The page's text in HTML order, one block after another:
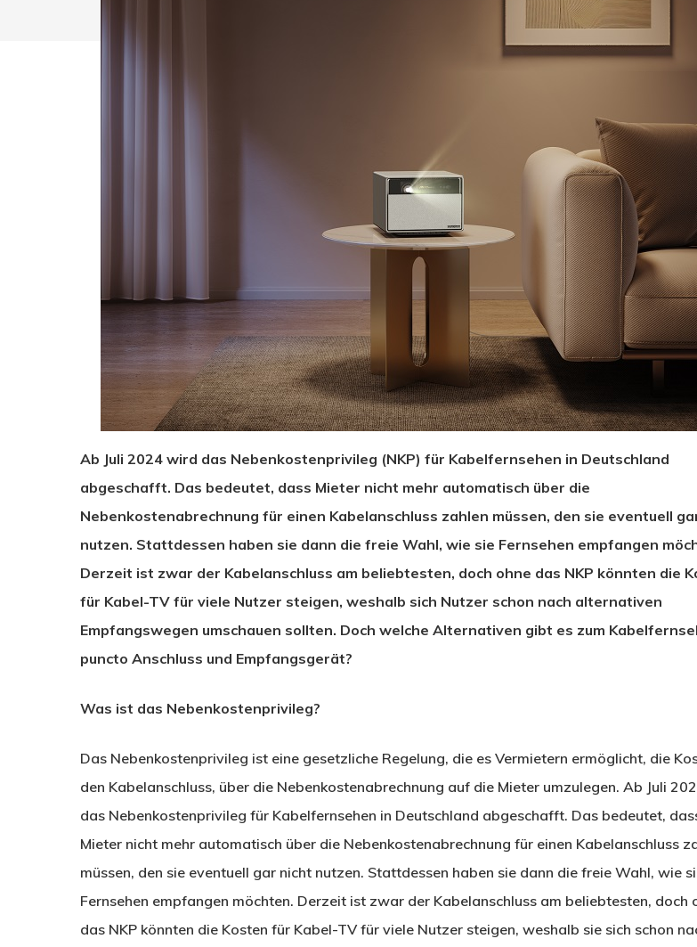
Drücken Sie Enter zum Suchen oder ESC zum Schließen.
Ab Juli 2024 wird das Nebenkostenprivileg (NKP) für Kabelfernsehen in Deutschland
abgeschafft. Das bedeutet, dass Mieter nicht mehr automatisch über die
Nebenkostenabrechnung für einen Kabelanschluss zahlen müssen, den sie eventuell
nutzen. Stattdessen haben sie dann die freie Wahl, wie sie Fernsehen empfangen
Derzeit ist zwar der Kabelanschluss am beliebtesten, doch ohne das NKP könnten die
für Kabel-TV für viele Nutzer steigen, weshalb sich Nutzer schon nach alternativen
Empfangswegen umschauen sollten. Doch welche Alternativen gibt es zum
puncto Anschluss und Empfangsgerät?
Was ist das Nebenkostenprivileg?
Das Nebenkostenprivileg ist eine gesetzliche Regelung, die es Vermietern ermöglicht, die
den Kabelanschluss, über die Nebenkostenabrechnung auf die Mieter umzulegen. Ab Juli
das Nebenkostenprivileg für Kabelfernsehen in Deutschland abgeschafft. Das bedeutet,
Mieter nicht mehr automatisch über die Nebenkostenabrechnung für einen Kabelanschluss
müssen, den sie eventuell gar nicht nutzen. Stattdessen haben sie dann die freie Wahl, wie
Fernsehen empfangen möchten. Derzeit ist zwar der Kabelanschluss am beliebtesten, doch
das NKP könnten die Kosten für Kabel-TV für viele Nutzer steigen, weshalb sie sich schon